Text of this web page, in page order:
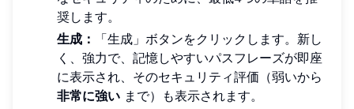
奨します。
生成：
「生成」ボタンをクリックします。新し
く、強力で、記憶しやすいパスフレーズが即座
に表示され、そのセキュリティ評価（弱いから
非常に強い まで）も表示されます。